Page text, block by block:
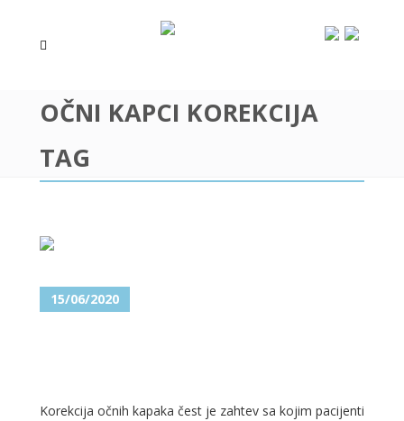
OČNI KAPCI KOREKCIJA
TAG
15/06/2020
Korekcija očnih kapaka čest je zahtev sa kojim pacijenti